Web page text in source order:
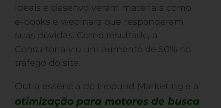
ideais e desenvolveram materiais como
e-books e webinars que responderam
suas dúvidas. Como resultado, a
Consultoria viu um aumento de 50% no
tráfego do site.
Outra essência do Inbound Marketing é a
otimização para motores de busca